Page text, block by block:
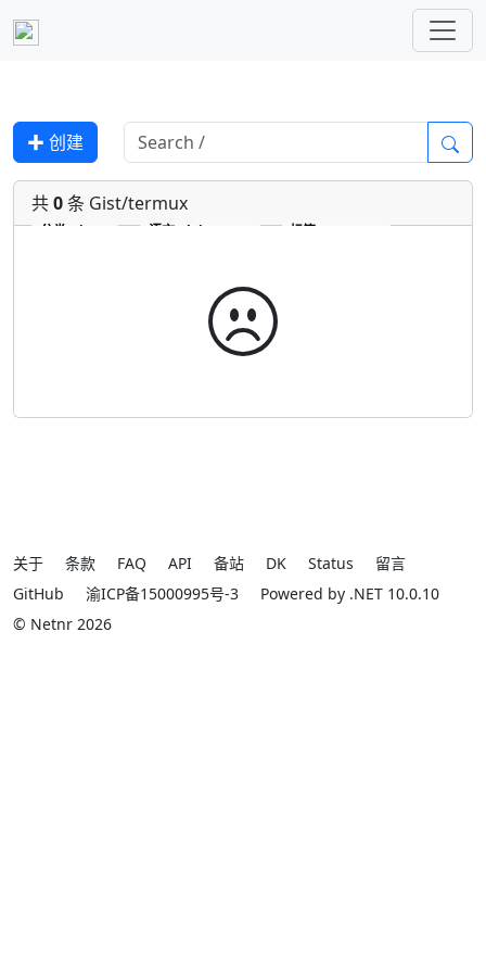
✚ 创建
共0条 Gist/termux
分类 Gist 语言 plaintext 标签
关于 条款 FAQ API 备站 DK Status
留言
GitHub
渝ICP备15000995号-3
Powered by .NET 10.0.10
© Netnr 2026